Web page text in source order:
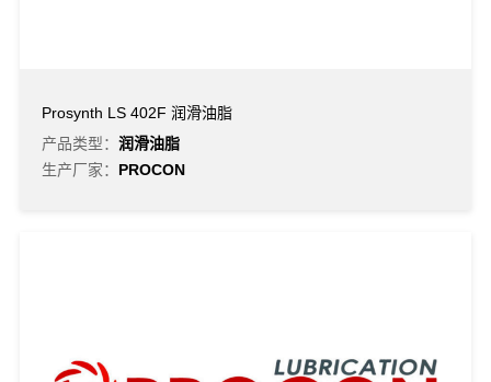
Prosynth LS 402F 润滑油脂
产品类型： 润滑油脂
生产厂家： PROCON